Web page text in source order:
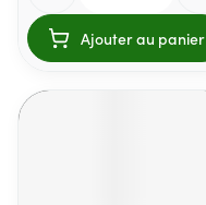
Ajouter au panier